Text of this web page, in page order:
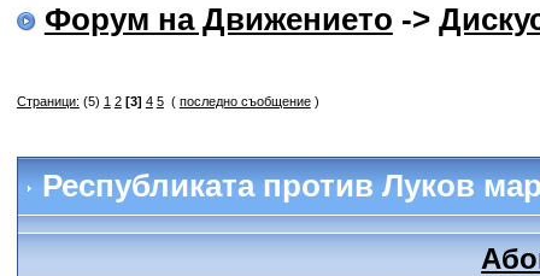
Форум на Движението ->
Страници: (5) 1 2 [3] 4 5( последно съобщение)
Республиката против Луков